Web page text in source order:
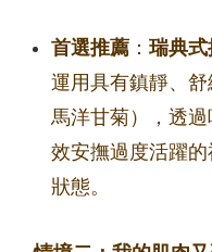
首選推薦 ： 瑞典式
運用具有鎮靜、
馬洋甘菊），透
效安撫過度活躍
狀態。